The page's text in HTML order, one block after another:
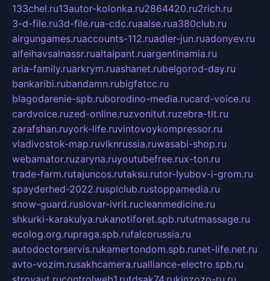
133chel.ru13autor-kolonka.ru2864420.ru2rich.ru
3-d-file.ru3d-file.rua-cdc.ruaalse.rua380club.ru
airgungames.ruaccounts-112.ruadler-jun.ruadonyev.ru
alfeihavsalnassr.rualtaipant.ruargentinamia.ru
aria-family.ruarkrym.ruashanet.rubelgorod-day.ru
bankaribi.rubandamn.rubigfatcc.ru
blagodarenie-spb.ruborodino-media.rucard-voice.ru
cardvoice.ruzed-online.ruzvonitut.ruzebra-tlt.ru
zarafshan.ruyork-life.ruvintovoykompressor.ru
vladivostok-map.ruvlknrussia.ruwasabi-shop.ru
webamator.ruzaryna.ruyoutubefree.rux-ton.ru
trade-farm.rutajuncos.rutaksu.rutor-lyubov-i-grom.ru
spayderhed-2022.rusplclub.rustoppamedia.ru
snow-guard.ruslovar-ivrit.rucleanmedicine.ru
shkurki-karakulya.rukanotiforet.spb.rututmassage.ru
ecolog.org.rupraga.spb.rufalcorussia.ru
autodoctorservis.rukamertondom.spb.runet-life.net.ru
avto-vozim.rusakhcamera.rualliance-electro.spb.ru